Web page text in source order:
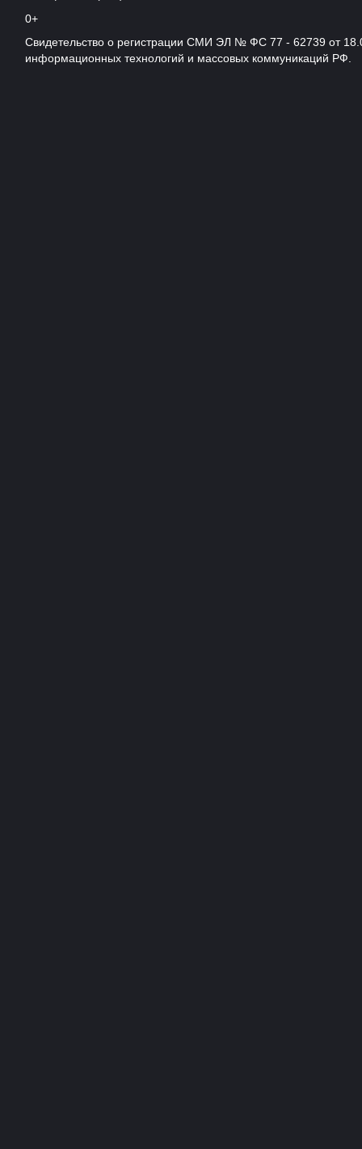
0+
Свидетельство о регистрации СМИ ЭЛ № ФС 77 - 62739 от
информационных технологий и массовых коммуникаций РФ.